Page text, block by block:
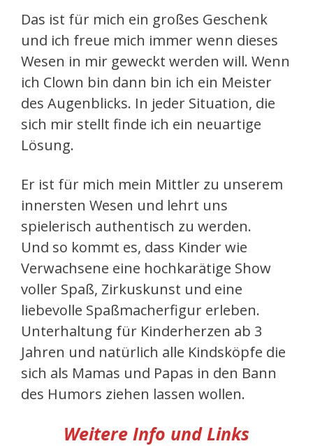
Das ist für mich ein großes Geschenk
und ich freue mich immer wenn dieses
Wesen in mir geweckt werden will. Wenn
ich Clown bin dann bin ich ein Meister
des Augenblicks. In jeder Situation, die
sich mir stellt finde ich ein neuartige
Lösung.
Er ist für mich mein Mittler zu unserem
innersten Wesen und lehrt uns
spielerisch authentisch zu werden.
Und so kommt es, dass Kinder wie
Verwachsene eine hochkarätige Show
voller Spaß, Zirkuskunst und eine
liebevolle Spaßmacherfigur erleben.
Unterhaltung für Kinderherzen ab 3
Jahren und natürlich alle Kindsköpfe die
sich als Mamas und Papas in den Bann
des Humors ziehen lassen wollen.
Weitere Info und Links